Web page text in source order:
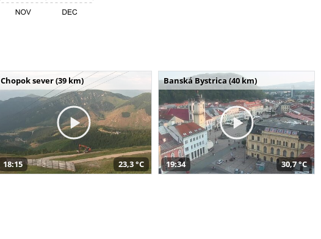
Chopok sever (39 km)
18:15 23,3 °C
Banská Bystrica (40 km)
19:34 30,7 °C